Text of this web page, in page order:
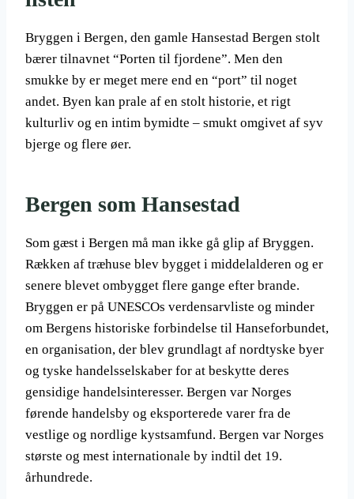
Bryggen i Bergen, den gamle Hansestad Bergen stolt
bærer tilnavnet “Porten til fjordene”. Men den
smukke by er meget mere end en “port” til noget
andet. Byen kan prale af en stolt historie, et rigt
kulturliv og en intim bymidte – smukt omgivet af syv
bjerge og flere øer.
Bergen som Hansestad
Som gæst i Bergen må man ikke gå glip af Bryggen.
Rækken af træhuse blev bygget i middelalderen og er
senere blevet ombygget flere gange efter brande.
Bryggen er på UNESCOs verdensarvliste og minder
om Bergens historiske forbindelse til Hanseforbundet,
en organisation, der blev grundlagt af nordtyske byer
og tyske handelsselskaber for at beskytte deres
gensidige handelsinteresser. Bergen var Norges
førende handelsby og eksporterede varer fra de
vestlige og nordlige kystsamfund. Bergen var Norges
største og mest internationale by indtil det 19.
århundrede.